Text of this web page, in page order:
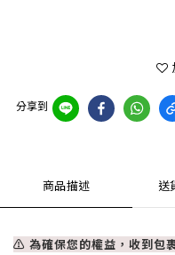
分享到
商品描述 送
⚠ 為確保您的權益，收到包